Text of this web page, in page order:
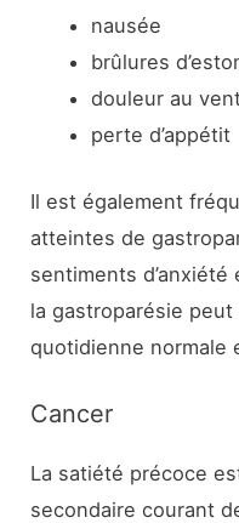
nausée
brûlures
douleur au
perte d’appétit
Il est également
atteintes de
sentiments
la gastroparésie
quotidienne normale
Cancer
La satiété précoce
secondaire courant